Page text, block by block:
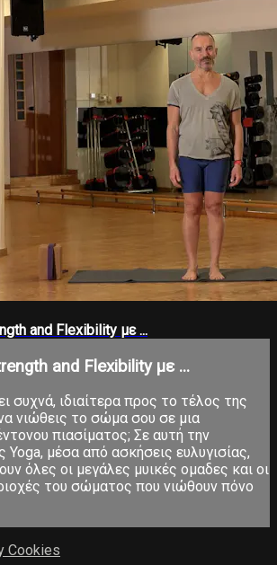
and Flexibility με ...
and Flexibility με ...
συχνά, ιδιαίτερα προς το τέλος της
νιώθεις το σώμα σου σε μια
πιασίματος; Σε αυτή την
Yoga, μέσα από ασκήσεις ευλυγισίας,
όλες οι μεγάλες μυικές ομαδες και οι
του σώματος που νιώθουν πόνο
Cookies